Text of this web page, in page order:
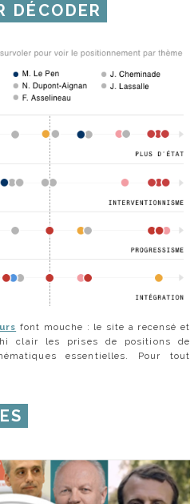
DÉCODER
font mouche : le site a recensé et
clair les prises de positions de
essentielles. Pour tout